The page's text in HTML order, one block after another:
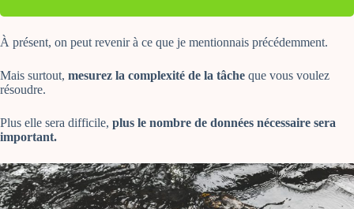
À présent, on peut revenir à ce que je mentionnais précédemment.
Mais surtout, mesurez la complexité de la tâche que vous voulez
résoudre.
Plus elle sera difficile, plus le nombre de données nécessaire sera
important.